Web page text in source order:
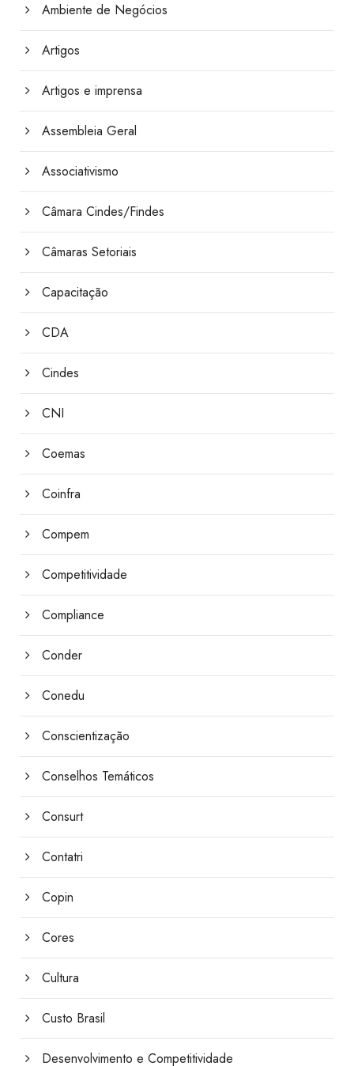
Ambiente de Negócios
Artigos
Artigos e imprensa
Assembleia Geral
Associativismo
Câmara Cindes/Findes
Câmaras Setoriais
Capacitação
CDA
Cindes
CNI
Coemas
Coinfra
Compem
Competitividade
Compliance
Conder
Conedu
Conscientização
Conselhos Temáticos
Consurt
Contatri
Copin
Cores
Cultura
Custo Brasil
Desenvolvimento e Competitividade